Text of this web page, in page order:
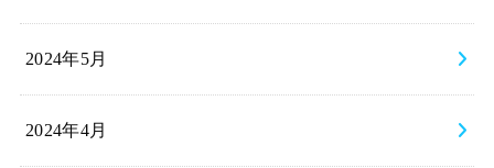
2024年5月
2024年4月